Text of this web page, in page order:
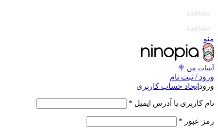
به کانال بله بپیوندید
مشاهده
مشاهده
من 🍭
/ ثبت نام
ایجاد حساب کاربری
کاربری یا آدرس ایمیل*
عبور*